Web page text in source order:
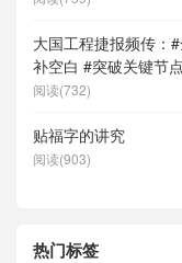
大国工程捷报频传：
补空白 #突破关键节点
阅读(732)
贴福字的讲究
阅读(903)
热门标签